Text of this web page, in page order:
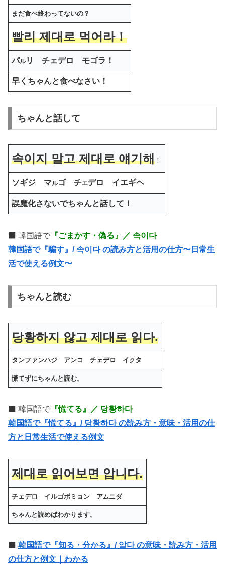
まだ食べ終わってないの？
빨리 제대로 먹어라！
パルリ チェデロ モゴラ！
早くちゃんと食べなさい！
ちゃんと話して
속이지 말고 제대로 얘기해 ！
ソギジ マルゴ チエデロ イエギヘ
誤魔化さないでちゃんと話して！
⬛️ 韓国語で 『ごまかす・偽る』／ 속이다
韓国語で『騙す』/ 속이다 の読み方と活用の仕方〜日常生
活で使える例文〜
ちゃんと読む
당황하지 않고 제대로 읽다.
タンファンハジ アンコ チェデロ イクタ
慌てずにちゃんと読む。
⬛️ 韓国語で 『慌てる』／ 당황하다
韓国語で『慌てる』/ 당황하다 の読み方・意味・活用の仕
方と日常生活で使える例文
제대로 읽어보면 압니다.
チェデロ イルゴボミョン アムニダ
ちゃんと読めばわかります。
韓国語で『知る・分かる』/ 알다 の意味・読み方・活用
の仕方と例文｜わかる